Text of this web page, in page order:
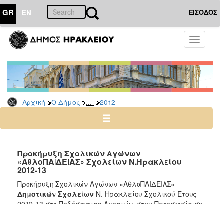
GR EN ΕΙΣΟΔΟΣ
Toggle
Αρχική Ο Δήμος ... 2012
ΔΗΜΟΣ
Δελτία
Τύπου
Αρχείο
2026
2024
2022
2020
Προκήρυξη Σχολικών Αγώνων
«ΑθλοΠΑΙΔΕΙΑΣ» Σχολείων Ν.Ηρακλείου
2012-13
Προκήρυξη Σχολικών Αγώνων «ΑθλοΠΑΙΔΕΙΑΣ»
Δημοτικών Σχολείων Ν. Ηρακλείου Σχολικού Έτους